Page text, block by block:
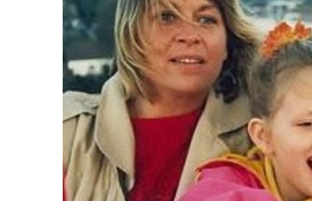
Openingstijden & contact
Bereikbaarheid
Kaartverkoop
EDUCATIE
Schoolvoorstellingen
Filmprogramma’s Primair Onderwijs